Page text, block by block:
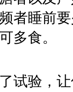
者睡前
多食。
试验，